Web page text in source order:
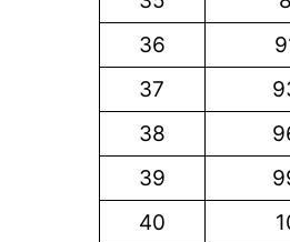
36
37
38
39
40